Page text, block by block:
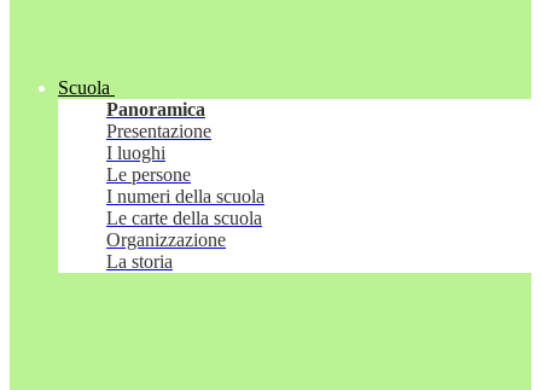
Scuola
Panoramica
Presentazione
I luoghi
Le persone
I numeri della scuola
Le carte della scuola
Organizzazione
La storia